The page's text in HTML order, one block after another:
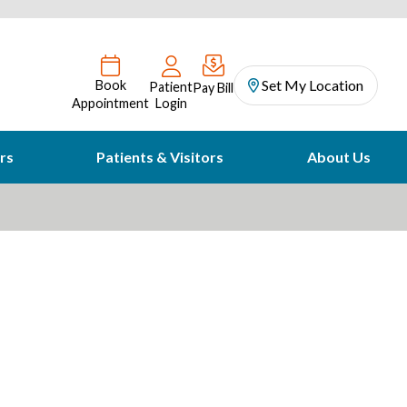
Book
Appointment
Patient
Login
Pay Bill Set My Location
Patients & Visitors About Us